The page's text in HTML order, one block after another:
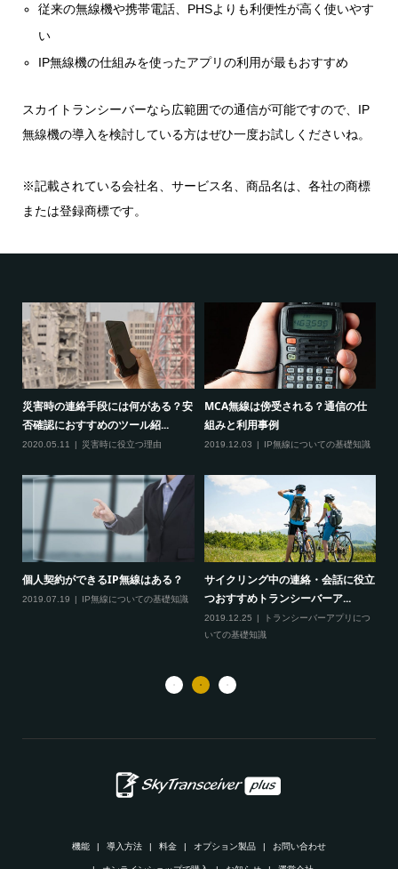
従来の無線機や携帯電話、PHSよりも利便性が高く使いやす
い
IP無線機の仕組みを使ったアプリの利用が最もおすすめ
スカイトランシーバーなら広範囲での通信が可能ですので、IP
無線機の導入を検討している方はぜひ一度お試しくださいね。
※記載されている会社名、サービス名、商品名は、各社の商標
または登録商標です。
災害時の連絡手段には何がある？安
否確認におすすめのツール紹...
2020.05.11 災害時に役立つ理由
MCA無線は傍受される？通信の仕
組みと利用事例
2019.12.03 IP無線についての基礎知識
個人契約ができるIP無線はある？
2019.07.19 IP無線についての基礎知識
サイクリング中の連絡・会話に役立
つおすすめトランシーバーア...
2019.12.25
トランシーバーアプリにつ
いての基礎知識
機能 導入方法 料金 オプション製品 お問い合わせ